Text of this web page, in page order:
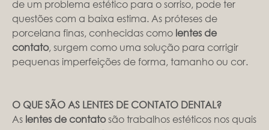
de um problema estético para o sorriso, pode ter
questões com a baixa estima. As próteses de
porcelana finas, conhecidas como lentes de
contato, surgem como uma solução para corrigir
pequenas imperfeições de forma, tamanho ou cor.
O QUE SÃO AS LENTES DE CONTATO DENTAL?
As lentes de contatosão trabalhos estéticos nos quais